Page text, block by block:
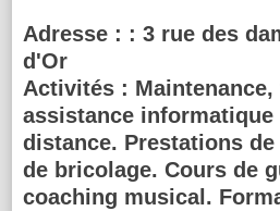
Adresse : : 3 rue des
d'Or
Activités :
assistance
distance. Prestations
de bricolage. Cours de
coaching musical.